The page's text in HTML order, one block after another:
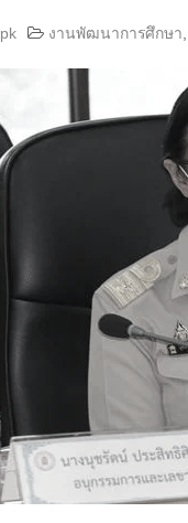
งานพัฒนาการศึกษา